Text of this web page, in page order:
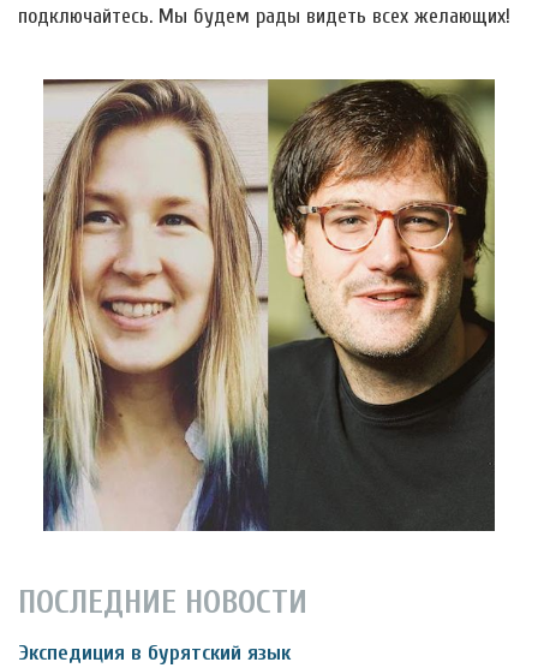
подключайтесь. Мы будем рады видеть всех желающих!
ПОСЛЕДНИЕ НОВОСТИ
Экспедиция в бурятский язык